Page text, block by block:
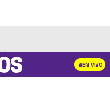
EN VIVO